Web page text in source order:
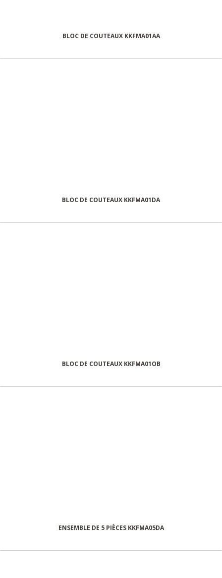
BLOC DE COUTEAUX KKFMA01AA
BLOC DE COUTEAUX KKFMA01DA
BLOC DE COUTEAUX KKFMA01OB
ENSEMBLE DE 5 PIÈCES KKFMA05DA